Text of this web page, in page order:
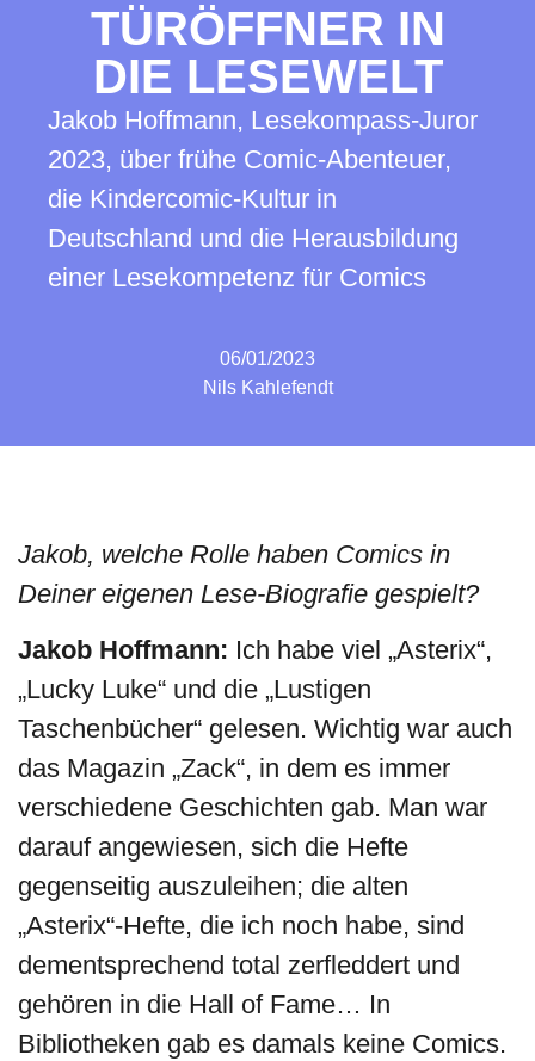
TÜRÖFFNER IN
DIE LESEWELT
Jakob Hoffmann, Lesekompass-Juror
2023, über frühe Comic-Abenteuer,
die Kindercomic-Kultur in
Deutschland und die Herausbildung
einer Lesekompetenz für Comics
06/01/2023
Nils Kahlefendt
Jakob, welche Rolle haben Comics in
Deiner eigenen Lese-Biografie gespielt?
Jakob Hoffmann: Ich habe viel „Asterix“,
„Lucky Luke“ und die „Lustigen
Taschenbücher“ gelesen. Wichtig war auch
das Magazin „Zack“, in dem es immer
verschiedene Geschichten gab. Man war
darauf angewiesen, sich die Hefte
gegenseitig auszuleihen; die alten
„Asterix“-Hefte, die ich noch habe, sind
dementsprechend total zerfleddert und
gehören in die Hall of Fame… In
Bibliotheken gab es damals keine Comics.